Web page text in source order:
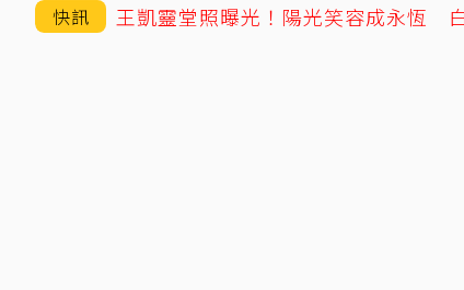
快訊 王凱靈堂照曝光！陽光笑容成永恆